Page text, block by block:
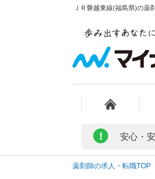
ＪＲ磐越東線(福島県)の
! 安心・
薬剤師の求人・転職TOP